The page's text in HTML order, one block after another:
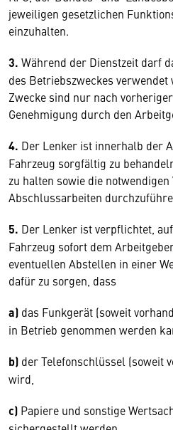
jeweiligen gesetzlichen
einzuhalten.
3. Während der Dienstzeit darf
des Betriebszweckes
Zwecke sind nur nach
Genehmigung durch den
4. Der Lenker ist innerhalb der
Fahrzeug sorgfältig zu
zu halten sowie die notwendigen
Abschlussarbeiten
5. Der Lenker ist verpflichtet,
Fahrzeug sofort dem
eventuellen Abstellen in einer
dafür zu sorgen, dass
a) das Funkgerät (soweit
in Betrieb genommen werden
b) der Telefonschlüssel (soweit
wird,
c) Papiere und sonstige